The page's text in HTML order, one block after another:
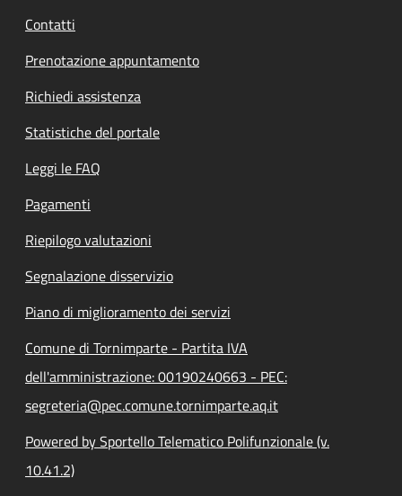
Contatti
Prenotazione appuntamento
Richiedi assistenza
Statistiche del portale
Leggi le FAQ
Pagamenti
Riepilogo valutazioni
Segnalazione disservizio
Piano di miglioramento dei servizi
Comune di Tornimparte - Partita IVA
dell'amministrazione: 00190240663 - PEC:
segreteria@pec.comune.tornimparte.aq.it
Powered by Sportello Telematico Polifunzionale (v.
10.41.2)